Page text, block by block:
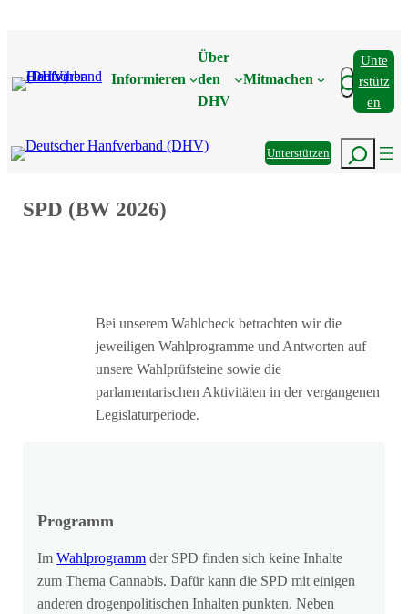
Informieren
Über
den
DHV
Mitmachen Suchen
Unte
Rstütz
En
UnterstützenSuchen
SPD (BW 2026)
Bei unserem Wahlcheck betrachten wir die
jeweiligen Wahlprogramme und Antworten auf
unsere Wahlprüfsteine sowie die
parlamentarischen Aktivitäten in der vergangenen
Legislaturperiode.
Programm
ImWahlprogramm der SPD finden sich keine Inhalte
zum Thema Cannabis. Dafür kann die SPD mit einigen
anderen drogenpolitischen Inhalten punkten. Neben